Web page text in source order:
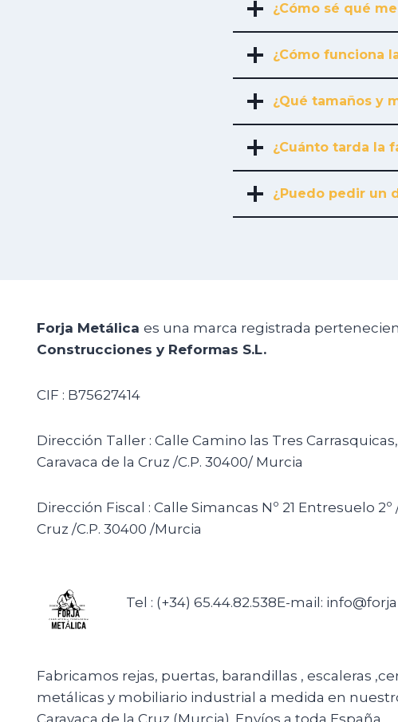
¿Cómo sé qué
¿Cómo funciona
¿Qué tamaños y
¿Cuánto tarda la
¿Puedo pedir un
Forja Metálica es una marca registrada
Construcciones y Reformas S.L.
CIF : B75627414
Dirección Taller : Calle Camino las Tres
Caravaca de la Cruz /C.P. 30400/ Murcia
Dirección Fiscal : Calle Simancas Nº 21 Entresuelo 2º
Cruz /C.P. 30400 /Murcia
Tel : (+34) 65.44.82.538E-mail:
Fabricamos rejas, puertas, barandillas , escaleras
metálicas y mobiliario industrial a medida en
Caravaca de la Cruz (Murcia). Envíos a toda España.